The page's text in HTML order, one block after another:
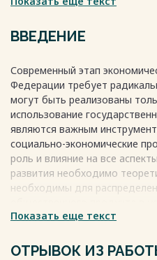
экономические показатели РБ
ГЛАВА 3
3.1 Проблемы, недостатки
политики Республики
3.2 Рекомендации по
планируемые к реализации в
совершенствования
ЗАКЛЮЧЕНИЕ 35
СПИСОК ИСПОЛЬЗУЕМОЙ
Весь текст будет доступен
ВВЕДЕНИЕ
Современный этап
Федерации требует
могут быть реализованы
использование
являются важным
социально-экономические
роль и влияние на все
развития необходимо
необходимы для
отношений.
стороны государства и
Показать еще текст
ОТРЫВОК ИЗ